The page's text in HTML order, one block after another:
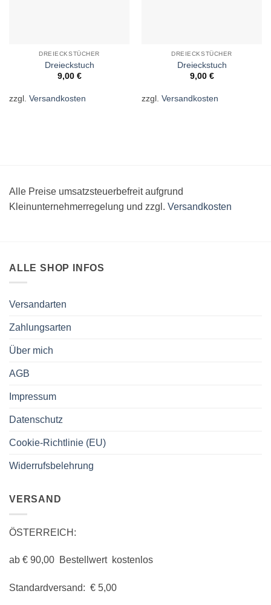
DREIECKSTÜCHER
Dreieckstuch
9,00 €
zzgl. Versandkosten
DREIECKSTÜCHER
Dreieckstuch
9,00 €
zzgl. Versandkosten
Alle Preise umsatzsteuerbefreit aufgrund
Kleinunternehmerregelung und zzgl. Versandkosten
ALLE SHOP INFOS
Versandarten
Zahlungsarten
Über mich
AGB
Impressum
Datenschutz
Cookie-Richtlinie (EU)
Widerrufsbelehrung
VERSAND
ÖSTERREICH:
ab € 90,00 Bestellwert kostenlos
Standardversand: € 5,00